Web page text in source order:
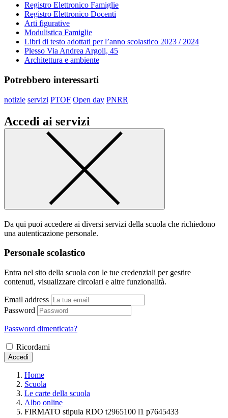
Registro Elettronico Famiglie
Registro Elettronico Docenti
Arti figurative
Modulistica Famiglie
Libri di testo adottati per l’anno scolastico 2023 / 2024
Plesso Via Andrea Argoli, 45
Architettura e ambiente
Potrebbero interessarti
notizie servizi PTOF Open day PNRR
Accedi ai servizi
Da qui puoi accedere ai diversi servizi della scuola che richiedono
una autenticazione personale.
Personale scolastico
Entra nel sito della scuola con le tue credenziali per gestire
contenuti, visualizzare circolari e altre funzionalità.
Email address
Password
Password dimenticata?
Ricordami
Accedi
Home
Scuola
Le carte della scuola
Albo online
FIRMATO stipula RDO t2965100 l1 p7645433